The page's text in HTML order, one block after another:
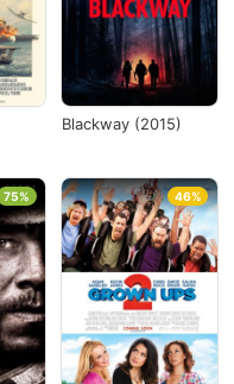
Blackway (2015)
75% 46%